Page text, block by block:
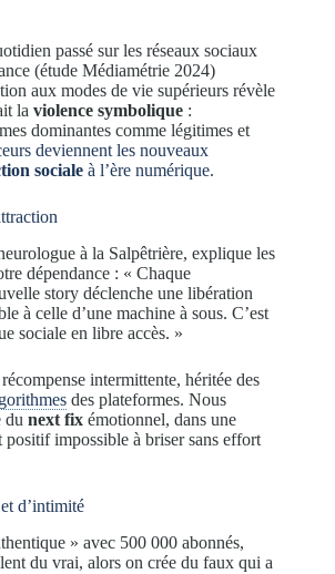
passé sur les réseaux sociaux
(étude Médiamétrie 2024)
aux modes de vie supérieurs révèle
la violence symbolique :
dominantes comme légitimes et
deviennent les nouveaux
sociale à l’ère numérique.
à la Salpêtrière, explique les
dépendance : « Chaque
story déclenche une libération
à celle d’une machine à sous. C’est
sociale en libre accès. »
intermittente, héritée des
des plateformes. Nous
du next fix émotionnel, dans une
positif impossible à briser sans effort
d’intimité
» avec 500 000 abonnés,
du vrai, alors on crée du faux qui a